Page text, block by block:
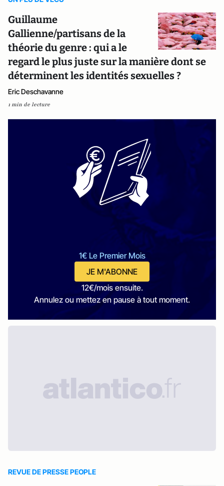
Guillaume
Gallienne/partisans de la
théorie du genre : qui a le
regard le plus juste sur la manière dont se
déterminent les identités sexuelles ?
Eric Deschavanne
1 min de lecture
1€ Le Premier Mois
JE M'ABONNE
12€/mois ensuite.
Annulez ou mettez en pause à tout moment.
REVUE DE PRESSE PEOPLE